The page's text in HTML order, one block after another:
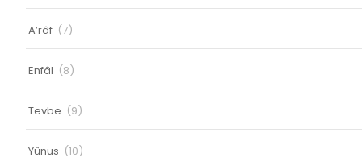
A’râf (7)
Enfâl (8)
Tevbe (9)
Yûnus (10)